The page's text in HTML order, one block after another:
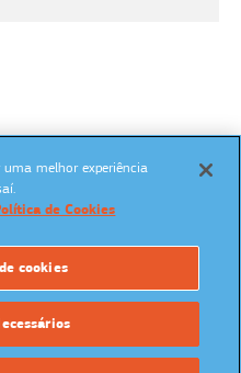
Group
melhor experiência
de Cookies
cookies